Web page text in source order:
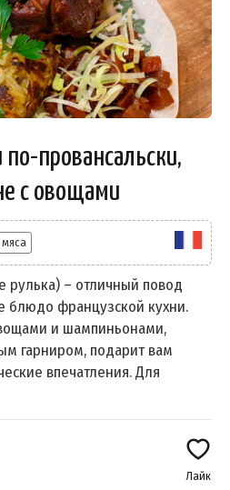
провансальски,
с овощами
рулька) – отличный повод
блюдо французской кухни.
и шампиньонами,
гарниром, подарит вам
впечатления. Для
Лайк